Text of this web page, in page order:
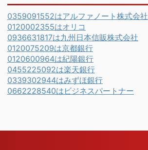
0359091552はアルファノート株式会社
0120002355はオリコ
0936631817は九州日本信販株式会社
0120075209は京都銀行
0120600964は紀陽銀行
0455225092は楽天銀行
0339302944はみずほ銀行
0662228540はビジネスパートナー